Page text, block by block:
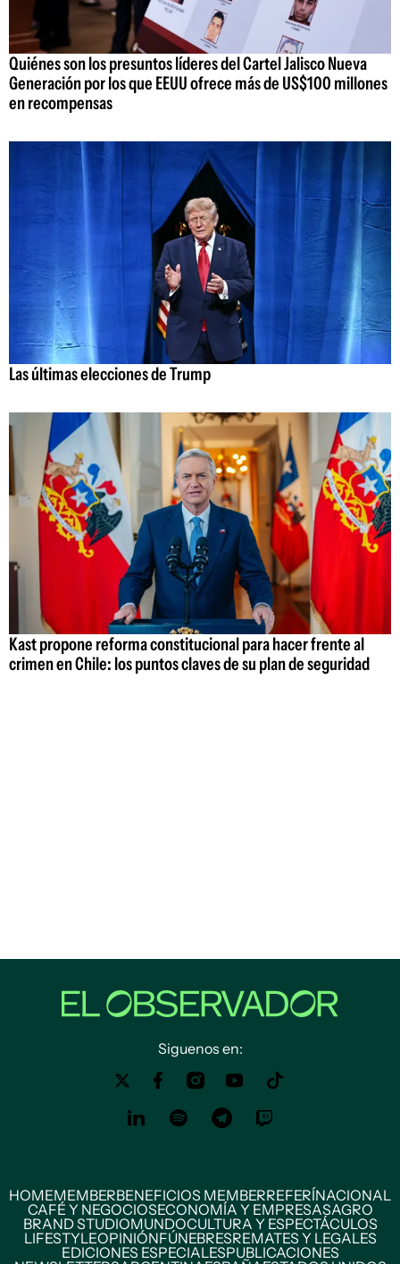
Quiénes son los presuntos líderes del Cartel Jalisco Nueva
Generación por los que EEUU ofrece más de US$100 millones
en recompensas
Las últimas elecciones de Trump
Kast propone reforma constitucional para hacer frente al
crimen en Chile: los puntos claves de su plan de seguridad
Siguenos en:
HOMEMEMBERBENEFICIOS MEMBERREFERÍNACIONAL
CAFÉ Y NEGOCIOSECONOMÍA Y EMPRESASAGRO
BRAND STUDIOMUNDOCULTURA Y ESPECTÁCULOS
LIFESTYLEOPINIÓNFÚNEBRESREMATES Y LEGALES
EDICIONES ESPECIALESPUBLICACIONES